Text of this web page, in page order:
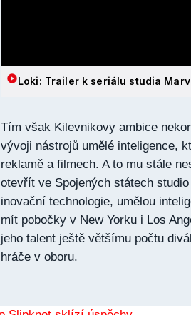
Loki: Trailer k seriálu studia
Tím však Kilevnikovy ambice
vývoji nástrojů umělé inteligence,
reklamě a filmech. A to mu stále
otevřít ve Spojených státech
inovační technologie, umělou
mít pobočky v New Yorku i Los
jeho talent ještě většímu počtu
hráče v oboru.